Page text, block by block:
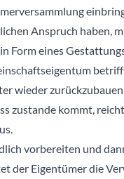
Anspruch haben,
Form eines
wieder zurückzubauen
zustande kommt,
vorbereiten und
der Eigentümer die